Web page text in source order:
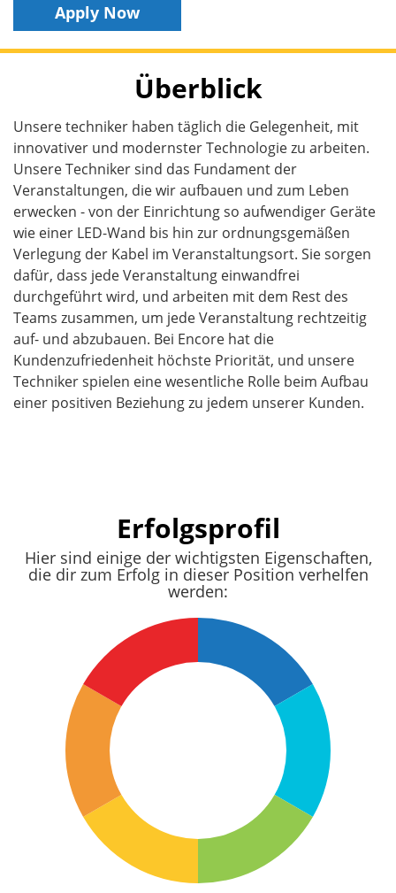
Apply Now
Überblick
Unsere techniker haben täglich die Gelegenheit, mit
innovativer und modernster Technologie zu arbeiten.
Unsere Techniker sind das Fundament der
Veranstaltungen, die wir aufbauen und zum Leben
erwecken - von der Einrichtung so aufwendiger Geräte
wie einer LED-Wand bis hin zur ordnungsgemäßen
Verlegung der Kabel im Veranstaltungsort. Sie sorgen
dafür, dass jede Veranstaltung einwandfrei
durchgeführt wird, und arbeiten mit dem Rest des
Teams zusammen, um jede Veranstaltung rechtzeitig
auf- und abzubauen. Bei Encore hat die
Kundenzufriedenheit höchste Priorität, und unsere
Techniker spielen eine wesentliche Rolle beim Aufbau
einer positiven Beziehung zu jedem unserer Kunden.
Erfolgsprofil
Hier sind einige der wichtigsten Eigenschaften,
die dir zum Erfolg in dieser Position verhelfen
werden: